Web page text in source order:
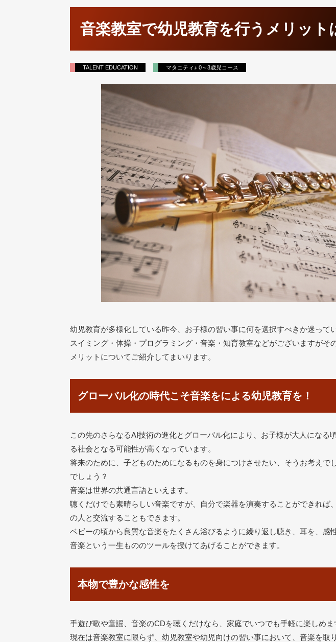
音楽教室で幼児教育を行うメリット
TALENT EDUCATION マタニティ♪ 0～3歳児コース
幼児教育が多様化している昨今、お子様の習い事に何を選択すべきか迷って
スイミング・体操・プログラミング・音楽・知育教室などがございますがそ
メリットについてご紹介してまいります。
グローバル化の時代こそ音楽をによる幼児教育を！
この先のさらなるAI技術の進化とグローバル化により、お子様が大人になる
る社会となる可能性が高くなっています。
将来のために、子どものためになるものを身につけさせたい、そうお考えで
でしょう？
音楽は世界の共通言語といえます。
聴くだけでも素晴らしい音楽ですが、自分で楽器を演奏することができれば
の人と交流することもできます。
ベビーの頃から良質な音楽をたくさん浴びるように繰り返し聴き、耳を、感
音楽という一生もののツールを授けてあげることができます。
本物で豊かな感性を
手遊び歌や童謡、音楽のCDを聴くだけなら、家庭でいつでも手軽に楽しめま
現在は音楽教室に限らず、幼児教室や幼児向けの習い事において、音楽を取